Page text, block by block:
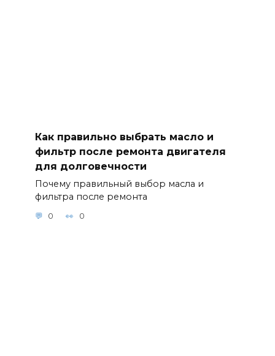
Как правильно выбрать масло и
фильтр после ремонта двигателя
для долговечности
Почему правильный выбор масла и
фильтра после ремонта
0 0